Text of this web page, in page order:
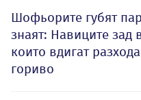
Шофьорите губят
знаят: Навиците зад
които вдигат
гориво